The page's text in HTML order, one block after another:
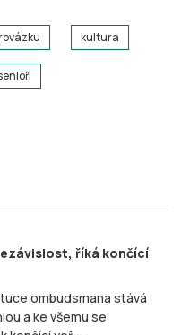
kultura
říká končící
ombudsmana stává
a ke všemu se